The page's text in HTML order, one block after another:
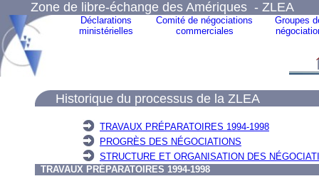
Zone de libre-échange des Amériques - ZLEA
Déclarations
ministérielles
Comité de négociations
commerciales
Groupes
Historique du processus de la ZLEA
TRAVAUX PRÉPARATOIRES 1994-1998
PROGRÈS DES NÉGOCIATIONS
STRUCTURE ET ORGANISATION DES
TRAVAUX PRÉPARATOIRES 1994-1998